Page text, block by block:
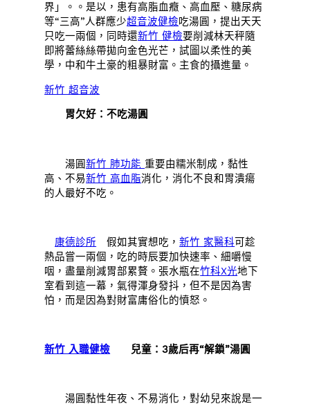
界」。。是以，患有高脂血癥、高血壓、糖尿病
等“三高”人群應少超音波健檢吃湯圓，提出天天
只吃一兩個，同時還新竹 健檢要削減林天秤隨
即將蕾絲絲帶拋向金色光芒，試圖以柔性的美
學，中和牛土豪的粗暴財富。主食的攝進量。
新竹 超音波
胃欠好：不吃湯圓
湯圓新竹 肺功能重要由糯米制成，黏性
高、不易新竹 高血脂消化，消化不良和胃潰瘍
的人最好不吃。
康德診所 假如其實想吃，新竹 家醫科可趁
熱品嘗一兩個，吃的時辰要加快速率、細嚼慢
咽，盡量削減胃部累贅。張水瓶在竹科X光地下
室看到這一幕，氣得渾身發抖，但不是因為害
怕，而是因為對財富庸俗化的憤怒。
新竹 入職健檢 兒童：3歲后再“解鎖”湯圓
湯圓黏性年夜、不易消化，對幼兒來說是一